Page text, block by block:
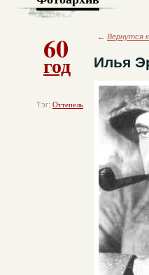
60
год
Тэг: Оттепель
← Вернутся
Илья